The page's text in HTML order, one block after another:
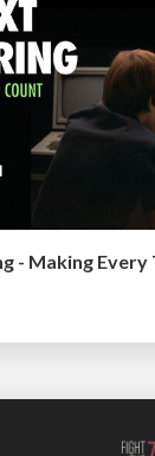
- Making Every